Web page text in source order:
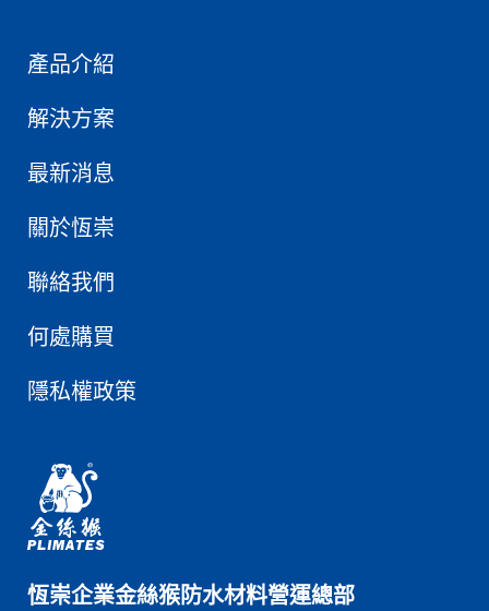
產品介紹
解決方案
最新消息
關於恆崇
聯絡我們
何處購買
隱私權政策
恆崇企業金絲猴防水材料營運總部